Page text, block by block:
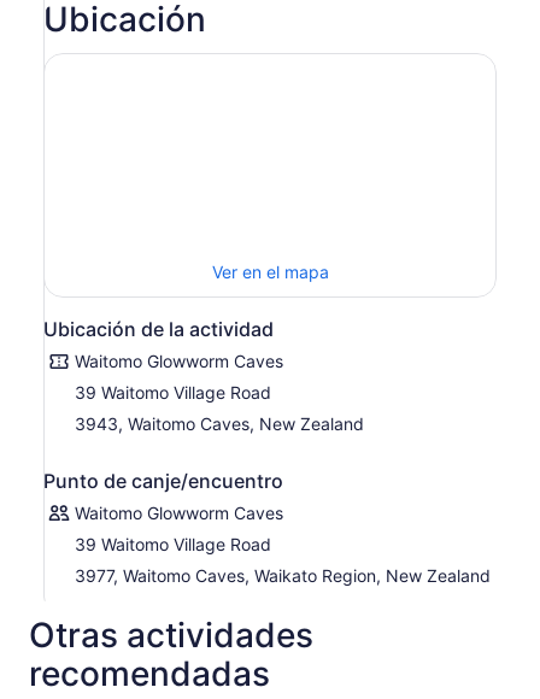
Ubicación
Ver en el mapa
Ubicación de la actividad
Waitomo Glowworm Caves
39 Waitomo Village Road
3943, Waitomo Caves, New Zealand
Punto de canje/encuentro
Waitomo Glowworm Caves
39 Waitomo Village Road
3977, Waitomo Caves, Waikato Region, New Zealand
Otras actividades
recomendadas